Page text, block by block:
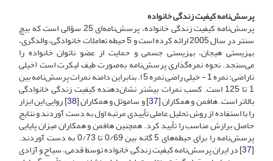
پرسش‌نامه کیفیت زندگی خانواده
پرسش‌نامه کیفیت زندگی خانواده، پرسش‌نامه‌ای 25 سؤالی است که بیچ
سنتر در سال 2005 ارائه کرده است و 5 حیطه تعاملات خانوادگی، والدگری،
بهزیستی هیجان، بهزیستی جسمی و حمایت از عضو ناتوان خانواده را
می‌سنجد. نحوه نمره‌گذاری پرسش‌نامه به‌صورت طیف لیکرت است (خیلی
ناراضی: نمره 1 - خیلی راضی نمره 5). بنابراین دامنه نمرات پرسش‌نامه بین
1 تا 125 است. کسب نمرات بیشتر نشان‌دهنده کیفیت زندگی خانوادگی
بالاتر است. هافمن و همکاران [37] و ساموئل و همکاران [38] روایی این ابزار
را با استفاده از روش تحلیل عاملی تأییدی مرتبه اول به دست آوردند و نتایج
حاصل برازش مناسب را تأیید کرد. همچنین هافمن و همکاران میزان پایایی
پرسش‌نامه را برای حیطه‌های 5 ‌گانه بین 0/69 تا 0/73 به دست آوردند.
[
37] در ایران پرسش‌نامه کیفیت زندگی خانواده توسط قدمی، سیاح و آزادی